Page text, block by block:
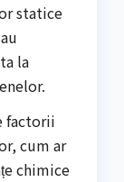
statice
la
factorii
cum ar
chimice